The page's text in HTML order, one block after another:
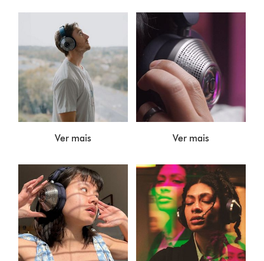
Ver mais Ver mais